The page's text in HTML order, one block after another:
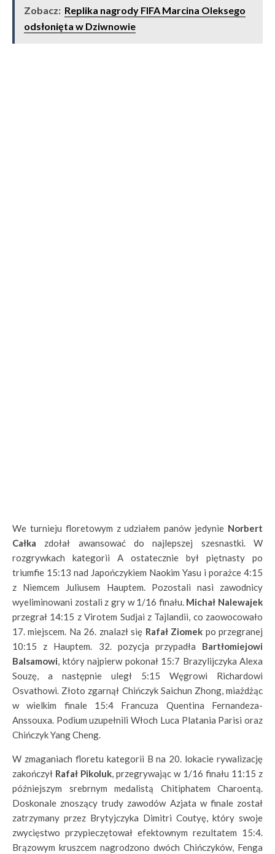
Zobacz: Replika nagrody FIFA Marcina Oleksego
odsłonięta w Dziwnowie
We turnieju floretowym z udziałem panów jedynie Norbert
Całka zdołał awansować do najlepszej szesnastki. W
rozgrywkach kategorii A ostatecznie był piętnasty po
triumfie 15:13 nad Japończykiem Naokim Yasu i porażce 4:15
z Niemcem Juliusem Hauptem. Pozostali nasi zawodnicy
wyeliminowani zostali z gry w 1/16 finału. Michał Nalewajek
przegrał 14:15 z Virotem Sudjai z Tajlandii, co zaowocowało
17. miejscem. Na 26. znalazł się Rafał Ziomek po przegranej
10:15 z Hauptem. 32. pozycja przypadła Bartłomiejowi
Balsamowi, który najpierw pokonał 15:7 Brazylijczyka Alexa
Souzę, a następnie uległ 5:15 Węgrowi Richardowi
Osvathowi. Złoto zgarnął Chińczyk Saichun Zhong, miażdżąc
w wielkim finale 15:4 Francuza Quentina Fernandeza-
Anssouxa. Podium uzupełnili Włoch Luca Platania Parisi oraz
Chińczyk Yang Cheng.
W zmaganiach floretu kategorii B na 20. lokacie rywalizację
zakończył Rafał Pikoluk, przegrywając w 1/16 finału 11:15 z
późniejszym srebrnym medalistą Chitiphatem Charoentą.
Doskonale znoszący trudy zawodów Azjata w finale został
zatrzymany przez Brytyjczyka Dimitri Coutyę, który swoje
zwycięstwo przypieczętował efektownym rezultatem 15:4.
Brązowym kruszcem nagrodzono dwóch Chińczyków, Fenga